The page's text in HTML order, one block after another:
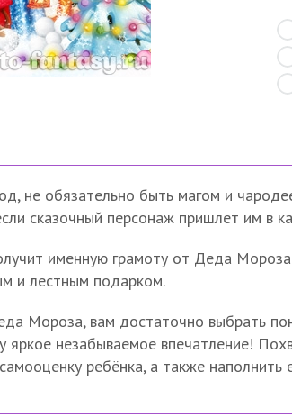
не обязательно быть магом и
сказочный персонаж пришлет им в
именную грамоту от Деда
и лестным подарком.
Мороза, вам достаточно выбрать
яркое незабываемое впечатление!
ребёнка, а также